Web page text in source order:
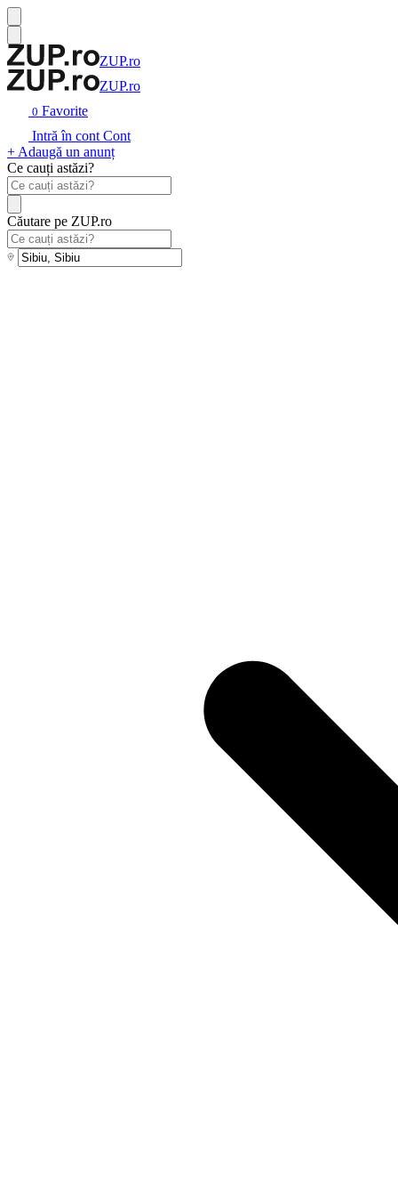
ZUP.ro
ZUP.ro
0 Favorite
Intră în cont Cont
+ Adaugă un anunț
Ce cauți astăzi?
Căutare pe ZUP.ro